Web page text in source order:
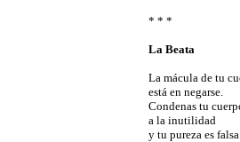
* * *
La Beata
La mácula de tu
está en negarse.
Condenas tu
a la inutilidad
y tu pureza es